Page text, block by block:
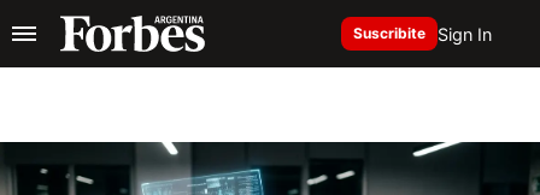
Suscribite Sign In